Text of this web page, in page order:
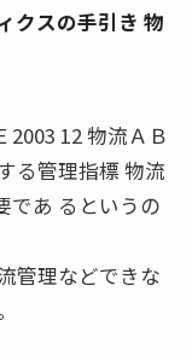
クスの手引き 物
12 物流ＡＢ
る管理指標 物流
であ るというの
管理などできな